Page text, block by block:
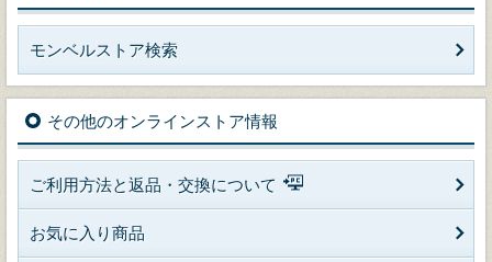
モンベルストア検索
その他のオンラインストア情報
ご利用方法と返品・交換について
お気に入り商品